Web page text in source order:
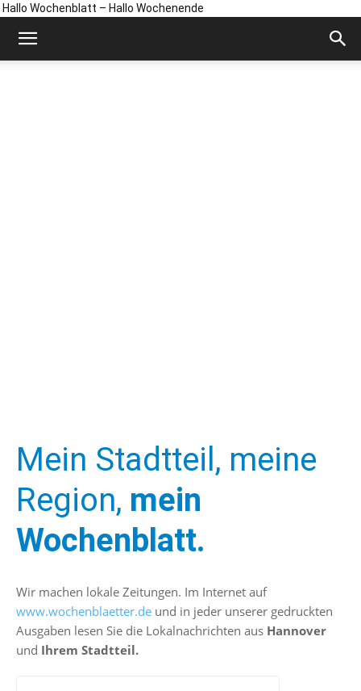
Hallo Wochenblatt – Hallo Wochenende
Mein Stadtteil, meine
Region, mein
Wochenblatt.
Wir machen lokale Zeitungen. Im Internet auf
www.wochenblaetter.de und in jeder unserer gedruckten
Ausgaben lesen Sie die Lokalnachrichten aus Hannover
und Ihrem Stadtteil.